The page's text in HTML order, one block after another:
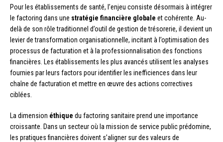
Pour les établissements de santé, l’enjeu consiste désormais à intégrer
le factoring dans une stratégie financière globale et cohérente. Au-
delà de son rôle traditionnel d’outil de gestion de trésorerie, il devient un
levier de transformation organisationnelle, incitant à l’optimisation des
processus de facturation et à la professionnalisation des fonctions
financières. Les établissements les plus avancés utilisent les analyses
fournies par leurs factors pour identifier les inefficiences dans leur
chaîne de facturation et mettre en œuvre des actions correctives
ciblées.
La dimension éthique du factoring sanitaire prend une importance
croissante. Dans un secteur où la mission de service public prédomine,
les pratiques financières doivent s’aligner sur des valeurs de